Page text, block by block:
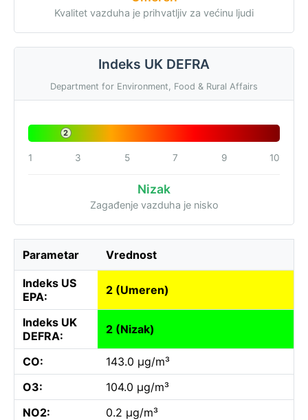
Kvalitet vazduha je prihvatljiv za većinu ljudi
Indeks UK DEFRA
Department for Environment, Food & Rural Affairs
2
1 3 5 7 9 10
Nizak
Zagađenje vazduha je nisko
Parametar Vrednost
Indeks US
EPA:
2 (Umeren)
Indeks UK
DEFRA:
2 (Nizak)
CO:
143.0 µg/m³
O3:
104.0 µg/m³
NO2:
0.2 µg/m³